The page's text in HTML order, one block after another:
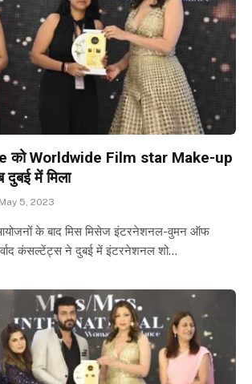
को Worldwide Film star Make-up
में मिला
May 5, 2023
के बाद मिस मिसेज इंटरनेशनल-वुमन ऑफ
कंसल्टेंट्स ने दुबई में इंटरनेशनल शो…